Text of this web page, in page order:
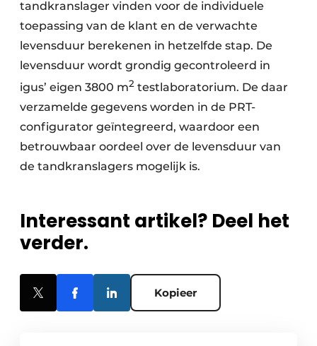
tandkranslager vinden voor de individuele
toepassing van de klant en de verwachte
levensduur berekenen in hetzelfde stap. De
levensduur wordt grondig gecontroleerd in
igus’ eigen 3800 m2 testlaboratorium. De daar
verzamelde gegevens worden in de PRT-
configurator geïntegreerd, waardoor een
betrouwbaar oordeel over de levensduur van
de tandkranslagers mogelijk is.
Interessant artikel? Deel het
verder.
Kopieer